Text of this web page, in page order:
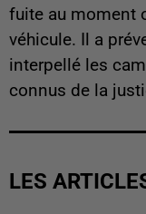
fuite au moment
véhicule. Il a
interpellé les
connus de la
LES